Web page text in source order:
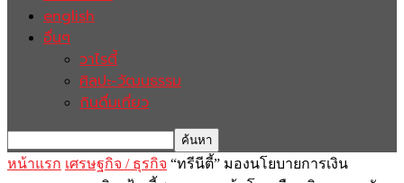
english
อื่นๆ
วาไรตี้
ศิลปะ-วัฒนธรรม
กินดื่มเที่ยว
หน้าแรก เศรษฐกิจ / ธุรกิจ “ทรีนีตี้” มองนโยบายการเงิน